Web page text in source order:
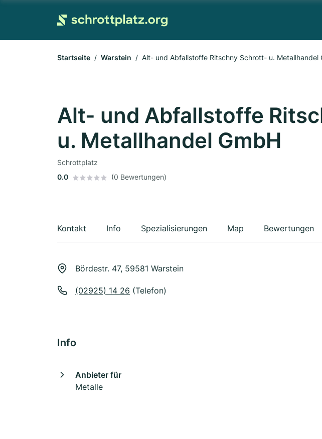
Startseite Warstein Alt- und Abfallstoffe Ritschny Schrott- u. Metallhandel
Alt- und Abfallstoffe
u. Metallhandel GmbH
Schrottplatz
0.0
(0 Bewertungen)
Kontakt Info Spezialisierungen Map Bewertungen
Bördestr. 47, 59581 Warstein
(02925) 14 26 (Telefon)
Info
Anbieter für
Metalle